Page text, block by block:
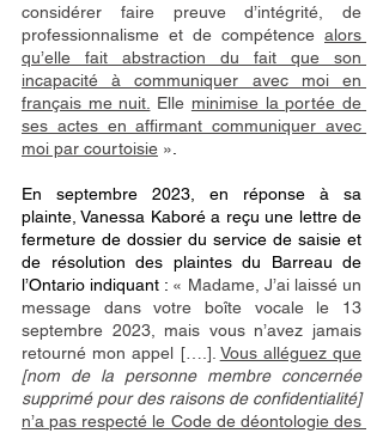
considérer faire preuve d’intégrité, de
professionnalisme et de compétence alors
qu’elle fait abstraction du fait que son
incapacité à communiquer avec moi en
français me nuit.
Elle minimise la portée de
ses actes en affirmant communiquer avec
moi par courtoisie »
En septembre 2023, en réponse à sa
plainte, Vanessa Kaboré a reçu une lettre de
fermeture de dossier du service de saisie et
de résolution des plaintes du Barreau de
l’Ontario indiquant : « Madame, J’ai laissé un
message dans votre boîte vocale le 13
septembre 2023, mais vous n’avez jamais
retourné mon appel [….]. Vous alléguez que
[nom de la personne membre concernée
supprimé pour des raisons de confidentialité]
n’a pas respecté le Code de déontologie des